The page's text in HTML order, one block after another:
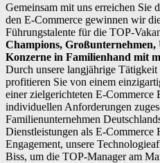
Gemeinsam mit uns erreichen Sie
den E-Commerce gewinnen wir
Führungstalente für die TOP-
Champions, Großunternehmen,
Konzerne in Familienhand mit
Durch unsere langjährige Tätigkeit
profitieren Sie von einem
einer zielgerichteten E-Commerce
individuellen Anforderungen
Familienunternehmen
Dienstleistungen als E-Commerce
Engagement, unsere
Biss, um die TOP-Manager am